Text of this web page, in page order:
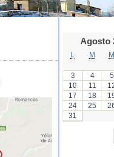
Agosto
M M
3
4 5
10
11
17
18
24
25
31